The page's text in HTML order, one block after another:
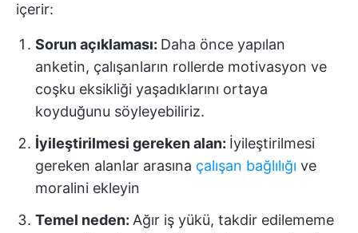
içerir:
Sorun açıklaması: Daha önce yapılan
anketin, çalışanların rollerde motivasyon ve
coşku eksikliği yaşadıklarını ortaya
koyduğunu söyleyebiliriz.
İyileştirilmesi gereken alan: İyileştirilmesi
gereken alanlar arasına çalışan bağlılığı ve
moralini ekleyin
Temel neden: Ağır iş yükü, takdir edilememe